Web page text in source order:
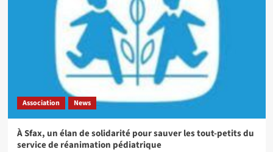
Association News
À Sfax, un élan de solidarité pour sauver les tout-petits du
service de réanimation pédiatrique